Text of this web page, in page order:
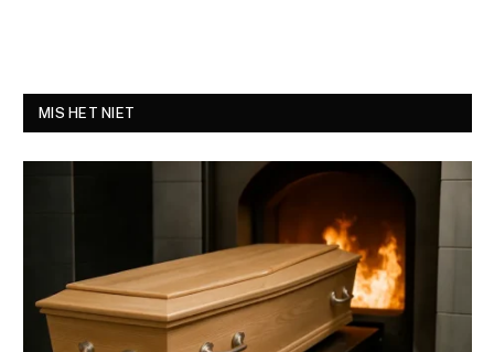
MIS HET NIET